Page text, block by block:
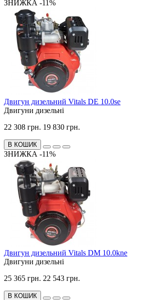
ЗНИЖКА -11%
Двигун дизельний Vitals DE 10.0se
Двигуни дизельні
22 308 грн. 19 830 грн.
В КОШИК
ЗНИЖКА -11%
Двигун дизельний Vitals DM 10.0kne
Двигуни дизельні
25 365 грн. 22 543 грн.
В КОШИК